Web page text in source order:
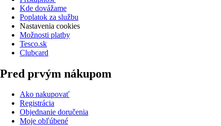
Kde dovážame
Poplatok za službu
Nastavenia cookies
Možnosti platby
Tesco.sk
Clubcard
Pred prvým nákupom
Ako nakupovať
Registrácia
Objednanie doručenia
Moje obľúbené